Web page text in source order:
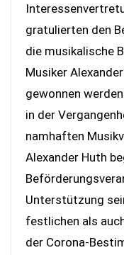
gratulierten den
die musikalische
Musiker
gewonnen
in der
namhaften
Alexander Huth
Unterstützung
festlichen als
der Corona-